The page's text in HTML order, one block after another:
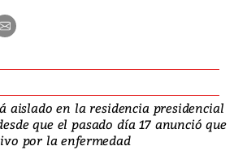
aislado en la residencia presidencial
que el pasado día 17 anunció que
por la enfermedad